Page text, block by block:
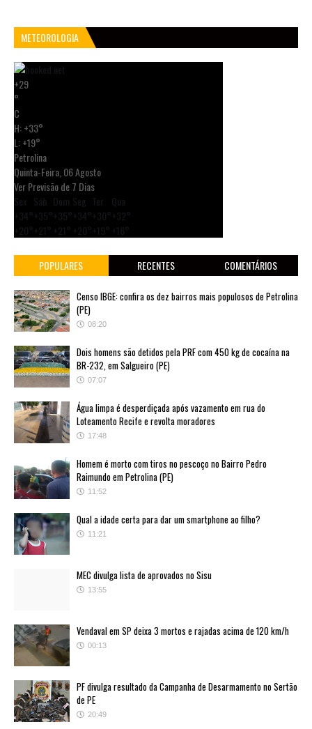
METEOROLOGIA
+29
°
C
H:+33°
L:+19°
Petrolina
Quinta-Feira, 06 Agosto
Ver Previsão de 7 Dias
POPULARES RECENTES COMENTÁRIOS
Censo IBGE: confira os dez bairros mais populosos de Petrolina
(PE)
08:20
Dois homens são detidos pela PRF com 450 kg de cocaína na
BR-232, em Salgueiro (PE)
07:07
Água limpa é desperdiçada após vazamento em rua do
Loteamento Recife e revolta moradores
17:48
Homem é morto com tiros no pescoço no Bairro Pedro
Raimundo em Petrolina (PE)
11:52
Qual a idade certa para dar um smartphone ao filho?
11:21
MEC divulga lista de aprovados no Sisu
13:55
Vendaval em SP deixa 3 mortos e rajadas acima de 120 km/h
00:13
PF divulga resultado da Campanha de Desarmamento no Sertão
de PE
20:49